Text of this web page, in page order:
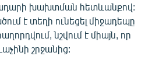
խախտման հետևանքով:
է տեղի ունեցել միջադեպը
նշվում է միայն, որ
շրջանից: